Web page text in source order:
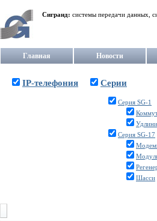
Сигранд: системы передачи данных,
Главная Новости
IP-телефония Серии
Серия SG-1
Серия SG-17
Шасси